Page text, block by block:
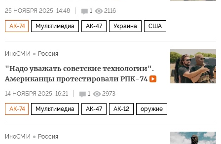
25 НОЯБРЯ 2025, 14:48 1 2116
АК-74 Мультимедиа АК-47 Украина США
ИноСМИ Россия
"Надо уважать советские технологии".
Американцы протестировали РПК-74
14 НОЯБРЯ 2025, 16:21 1 2973
АК-74 Мультимедиа АК-47 АК-12 оружие
ИноСМИ Россия